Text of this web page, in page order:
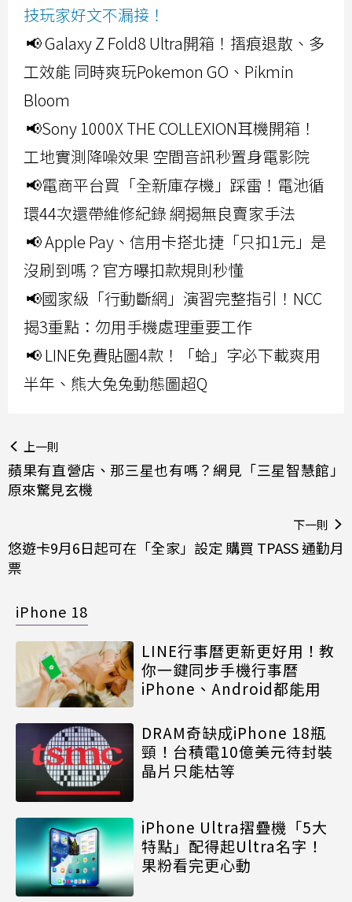
技玩家好文不漏接！
📢 Galaxy Z Fold8 Ultra開箱！摺痕退散、多
工效能 同時爽玩Pokemon GO、Pikmin
Bloom
📢Sony 1000X THE COLLEXION耳機開箱！
工地實測降噪效果 空間音訊秒置身電影院
📢電商平台買「全新庫存機」踩雷！電池循
環44次還帶維修紀錄 網揭無良賣家手法
📢 Apple Pay、信用卡搭北捷「只扣1元」是
沒刷到嗎？官方曝扣款規則秒懂
📢國家級「行動斷網」演習完整指引！NCC
揭3重點：勿用手機處理重要工作
📢 LINE免費貼圖4款！「蛤」字必下載爽用
半年、熊大兔兔動態圖超Q
上一則
蘋果有直營店、那三星也有嗎？網見「三星智慧館」
原來驚見玄機
下一則
悠遊卡9月6日起可在「全家」設定 購買 TPASS 通勤月
票
iPhone 18
LINE行事曆更新更好用！教
你一鍵同步手機行事曆
iPhone、Android都能用
DRAM奇缺成iPhone 18瓶
頸！台積電10億美元待封裝
晶片只能枯等
iPhone Ultra摺疊機「5大
特點」配得起Ultra名字！
果粉看完更心動